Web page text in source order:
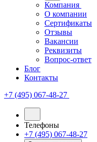
Компания
О компании
Сертификаты
Отзывы
Вакансии
Реквизиты
Вопрос-ответ
Блог
Контакты
+7 (495) 067-48-27
Телефоны
+7 (495) 067-48-27